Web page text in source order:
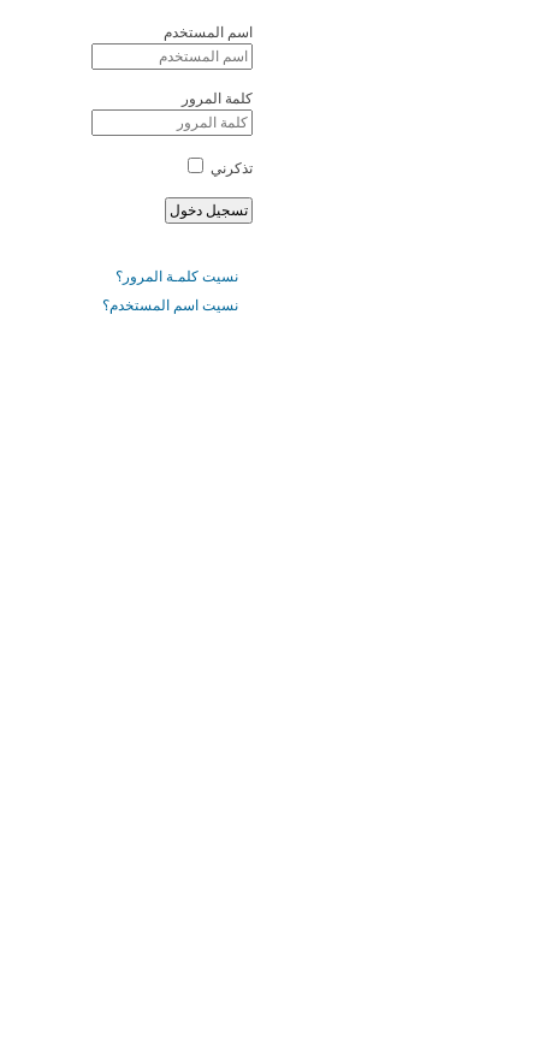
اسم المستخدم
كلمة المرور
تذكرني
نسيت كلمـة المرور؟
نسيت اسم المستخدم؟